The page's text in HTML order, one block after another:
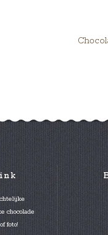
chocolade
foto!